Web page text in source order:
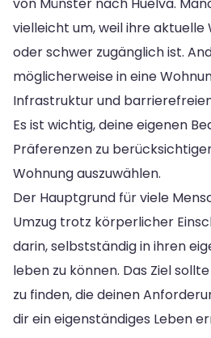
vielleicht um, weil ihre aktuelle
oder schwer zugänglich ist.
möglicherweise in eine
Infrastruktur und
Es ist wichtig, deine eigenen
Präferenzen zu
Wohnung auszuwählen.
Der Hauptgrund für viele
Umzug trotz körperlicher
darin, selbstständig in ihren
leben zu können. Das Ziel
zu finden, die deinen
dir ein eigenständiges Leben